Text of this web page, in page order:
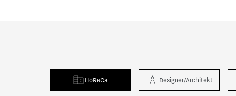
HoReCa Designer/Architekt